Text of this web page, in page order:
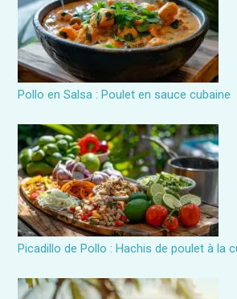
e
:
Pollo en Salsa : Poulet en sauce cubaine
Picadillo de Pollo : Hachis de poulet à la